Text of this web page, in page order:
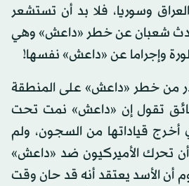
وسوريا، فلا بد أن تستشعر
شعبان عن خطر «داعش» وهي
وإجراما عن «داعش» نفسها!
من خطر «داعش» على المنطقة
تقول إن «داعش» نمت تحت
أخرج قياداتها من السجون، ولم
أن تحرك الأميركيون ضد «داعش»
أن الأسد يعتقد أنه قد حان وقت